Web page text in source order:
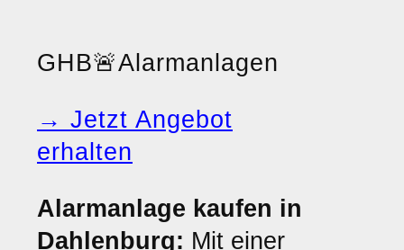
GHB🚨Alarmanlagen
→ Jetzt Angebot
erhalten
Alarmanlage kaufen in
Dahlenburg: Mit einer